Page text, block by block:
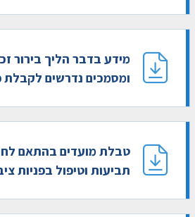
מידע בדבר הליך בירור
ומסמכים נדרשים לקבלת
תביעות וטיפול בפניות